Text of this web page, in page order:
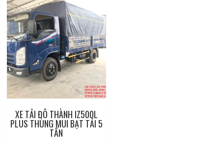
XE TẢI ĐÔ THÀNH IZ500L
PLUS THÙNG MUI BẠT TẢI 5
TẤN